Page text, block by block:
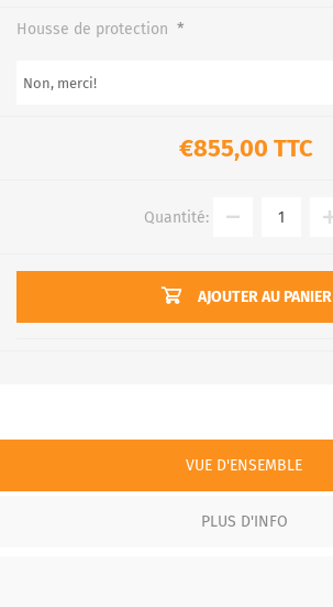
Housse de protection *
€855,00 TTC
Quantité:
AJOUTER AU PANIER
VUE D'ENSEMBLE
PLUS D'INFO